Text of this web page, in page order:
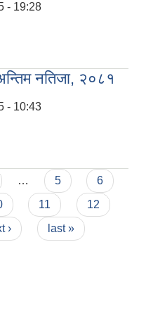
- 19:28
नतिजा, २०८१
- 10:43
… 5
6
11
12
› last »